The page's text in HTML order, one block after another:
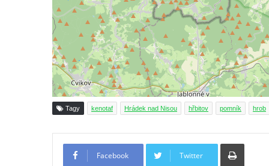
Kenotaf Pepiho Meisela na hřbitově v
Dolním Podluží
Kenotaf Leopolda Malata na hřbitově v
Dolním Podluží
Kenotaf Antona Klause na hřbitově v
Dolním Podluží
Kenotaf Heinricha Klause na hřbitově v
Kenotaf Josefa Stolle na hřbitově v Dolním
Podluží
Tagy kenotaf Hrádek nad Nisou hřbitov pomník hrob
Facebook Twitter